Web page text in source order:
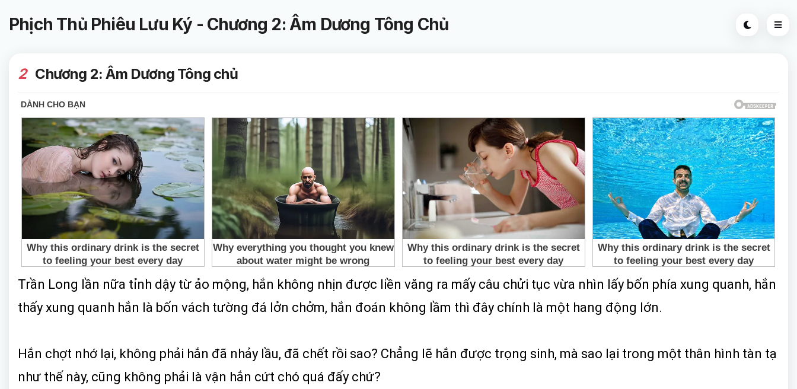
Phịch Thủ Phiêu Lưu Ký - Chương 2: Âm Dương Tông Chủ
2 Chương 2: Âm Dương Tông chủ
Trần Long lần nữa tỉnh dậy từ ảo mộng, hắn không nhịn được liền văng ra mấy câu chửi tục vừa nhìn lấy bốn phía xung quanh, hắn
thấy xung quanh hắn là bốn vách tường đá lởn chởm, hắn đoán không lầm thì đây chính là một hang động lớn.
Hắn chợt nhớ lại, không phải hắn đã nhảy lầu, đã chết rồi sao? Chẳng lẽ hắn được trọng sinh, mà sao lại trong một thân hình tàn tạ
như thế này, cũng không phải là vận hắn cứt chó quá đấy chứ?